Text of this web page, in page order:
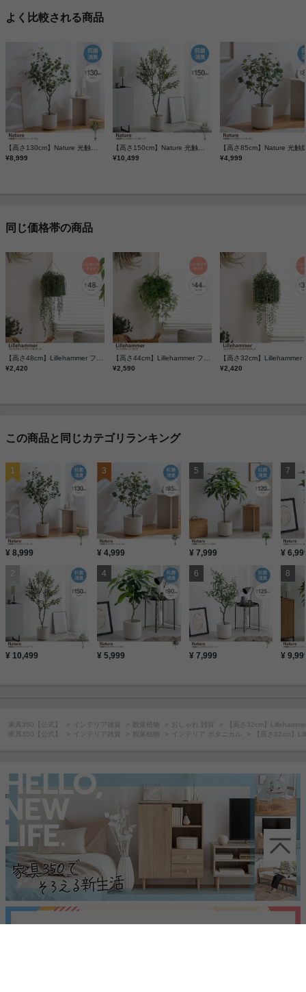
よく比較される商品
¥8,999
¥10,499
¥4,999
同じ価格帯の商品
¥2,420
¥2,590
¥2,420
この商品と同じカテゴリランキング
¥ 8,999
¥ 10,499
¥ 4,999
¥ 5,999
¥ 7,999
¥ 7,999
¥
¥
家具350【公式】 インテリア雑貨 観葉植物 おしゃれ 雑貨
【高さ32cm】
家具350【公式】
インテリア雑貨 観葉植物 インテリア ボタニカル 【高さ32cm】